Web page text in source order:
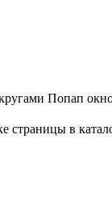
Попап
страницы в